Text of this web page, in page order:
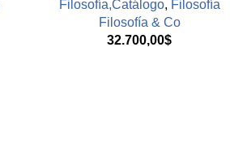
Filosofía,Catálogo, Filosofía
Filosofía & Co
32.700,00$